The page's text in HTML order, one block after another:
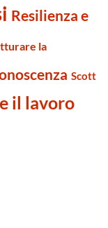
Resilienza e
la
Scott
il lavoro